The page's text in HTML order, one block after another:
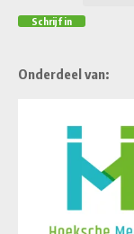
Onderdeel van: